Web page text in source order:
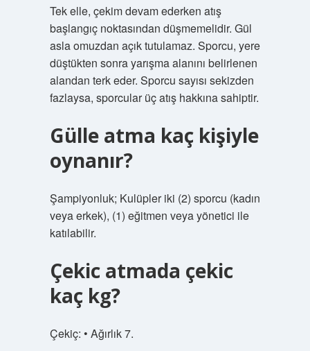
Tek elle, çekim devam ederken atış
başlangıç ​​noktasından düşmemelidir. Gül
asla omuzdan açık tutulamaz. Sporcu, yere
düştükten sonra yarışma alanını belirlenen
alandan terk eder. Sporcu sayısı sekizden
fazlaysa, sporcular üç atış hakkına sahiptir.
Gülle atma kaç kişiyle
oynanır?
Şampiyonluk; Kulüpler iki (2) sporcu (kadın
veya erkek), (1) eğitmen veya yönetici ile
katılabilir.
Çekic atmada çekic
kaç kg?
Çekiç: • Ağırlık 7.